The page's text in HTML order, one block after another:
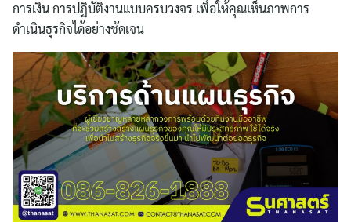
การเงิน การปฏิบัติงานแบบครบวงจร เพื่อให้คุณเห็นภาพการ
ดำเนินธุรกิจได้อย่างชัดเจน